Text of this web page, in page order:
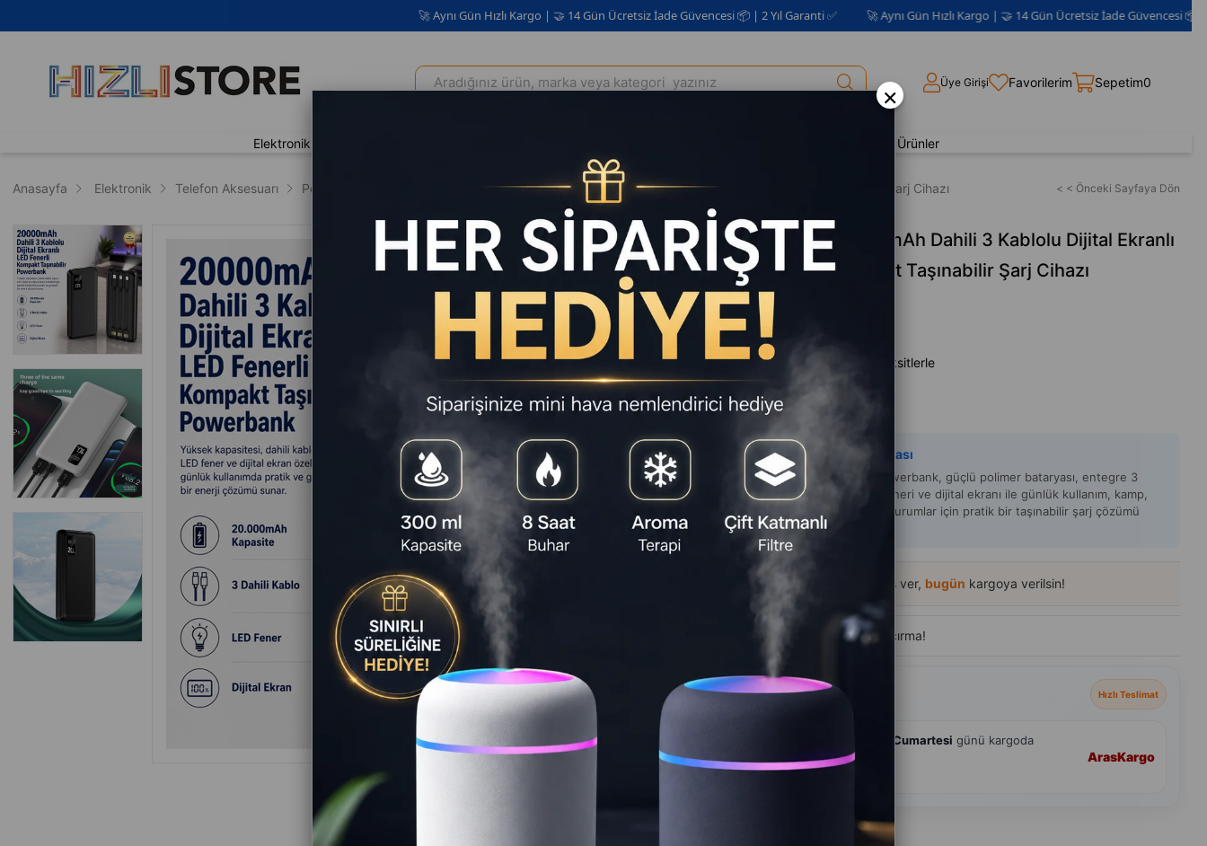
🚀 Aynı Gün Hızlı Kargo | 🤝 14 Gün Ücretsiz İade Güvencesi 📦 | 2 Yıl Garanti ✅ 🚀 Aynı Gün Hızlı Kargo | 🤝 14 Gün Ücretsiz İade Güvencesi 📦 | 2 Yıl
Üye Girişi Favorilerim Sepetim0
Elektronik Yenilenmiş Ürünler
Anasayfa Elektronik Telefon Aksesuarı Powerbank Powerbank 20000mAh Dahili 3 Kablolu Dijital Ekranlı LED Fenerli Kompakt Taşınabilir Şarj Cihazı < < Önceki Sayfaya Dön
Powerbank 20000mAh Dahili 3 Kablolu Dijital Ekranlı
LED Fenerli Kompakt Taşınabilir Şarj Cihazı
₺1.239,00
₺1.239,00 `den başlayan taksitlerle
BLUE İNTER
Yapay Zeka Açıklaması
RB-20 20000mAh Powerbank, güçlü polimer bataryası, entegre 3
kablo desteği, LED feneri ve dijital ekranı ile günlük kullanım, kamp,
seyahat, ofis ve acil durumlar için pratik bir taşınabilir şarj çözümü
sunar.
⏱️06:57:03 içinde sipariş ver, bugün kargoya verilsin!
Son 1 günde 300+ kişi ziyaret etti
Teslimat Seçenekleri Hızlı Teslimat
🚚
8 Ağustos Cumartesi günü kargoda
Standart Teslimat
ArasKargo
×